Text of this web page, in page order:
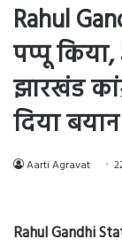
Rahul
पप्पू किया,
झारखंड
दिया बयान
Aarti Agravat
Rahul Gandhi